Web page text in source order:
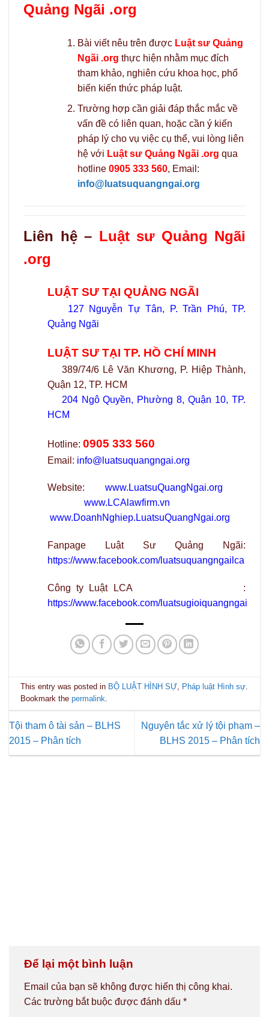
Quảng Ngãi .org
Bài viết nêu trên được Luật sư Quảng
Ngãi .org thực hiện nhằm mục đích
tham khảo, nghiên cứu khoa học, phổ
biến kiến thức pháp luật.
Trường hợp cần giải đáp thắc mắc về
vấn đề có liên quan, hoặc cần ý kiến
pháp lý cho vụ việc cụ thể, vui lòng liên
hệ với Luật sư Quảng Ngãi .org qua
hotline 0905 333 560, Email:
info@luatsuquangngai.org
Liên hệ – Luật sư Quảng Ngãi
.org
LUẬT SƯ TẠI QUẢNG NGÃI
127 Nguyễn Tự Tân, P. Trần Phú, TP.
Quảng Ngãi
LUẬT SƯ TẠI TP. HỒ CHÍ MINH
389/74/6 Lê Văn Khương, P. Hiệp Thành,
Quận 12, TP. HCM
204 Ngô Quyền, Phường 8, Quận 10, TP.
HCM
Hotline: 0905 333 560
Email: info@luatsuquangngai.org
Website:
www.LuatsuQuangNgai.org
www.LCAlawfirm.vn
www.DoanhNghiep.LuatsuQuangNgai.org
Fanpage Luật Sư Quảng Ngãi:
https://www.facebook.com/luatsuquangngailca
Công ty Luật LCA :
https://www.facebook.com/luatsugioiquangngai
This entry was posted in BỘ LUẬT HÌNH SỰ, Pháp luật Hình sự.
Bookmark thepermalink.
Tội tham ô tài sản – BLHS
2015 – Phân tích
Nguyên tắc xử lý tội phạm –
BLHS 2015 – Phân tích
Để lại một bình luận
Email của bạn sẽ không được hiển thị công khai.
Các trường bắt buộc được đánh dấu *